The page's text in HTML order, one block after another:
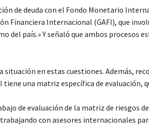
de deuda con el Fondo Monetario
Financiera Internacional (GAFI), que
del país.» Y señaló que ambos procesos
en estas cuestiones. Además,
una matriz específica de evaluación,
de evaluación de la matriz de riesgos
con asesores internacionales